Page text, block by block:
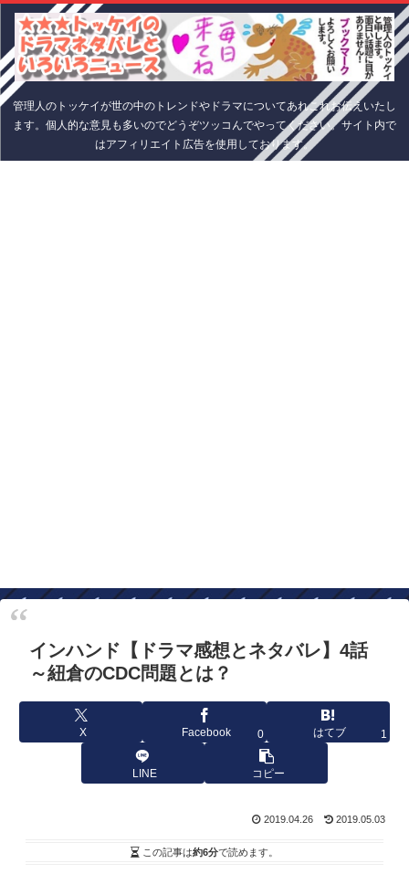
管理人のトッケイが世の中のトレンドやドラマについてあれこれお伝えいたし
ます。個人的な意見も多いのでどうぞツッコんでやってください。サイト内で
はアフィリエイト広告を使用しております。
インハンド【ドラマ感想とネタバレ】4話
～紐倉のCDC問題とは？
X Facebook 0 はてブ 1
LINE コピー
2019.04.26 2019.05.03
この記事は約6分で読めます。